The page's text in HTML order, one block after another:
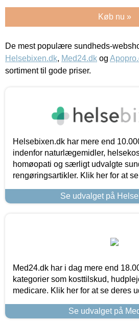
Køb nu »
De mest populære sundheds-
Helsebixen.dk, Med24.dk og
sortiment til gode priser.
Helsebixen.dk har mere end
indenfor naturlægemidler,
homøopati og særligt udvalgte
rengøringsartikler. Klik her for at
Se udvalget på
Med24.dk har i dag mere end
kategorier som kosttilskud,
medicare. Klik her for at se deres
Se udvalget på